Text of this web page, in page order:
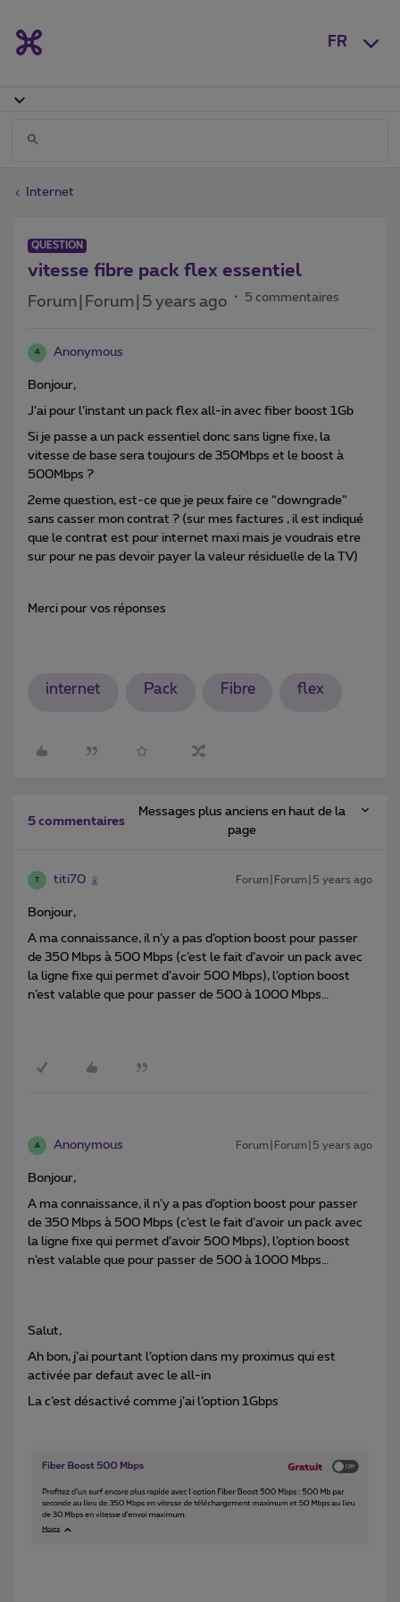
FR
Internet
QUESTION
vitesse fibre pack flex essentiel
Forum|Forum|5 years ago 5 commentaires
A Anonymous
Bonjour,
J’ai pour l’instant un pack flex all-in avec fiber boost 1Gb
Si je passe a un pack essentiel donc sans ligne fixe, la
vitesse de base sera toujours de 350Mbps et le boost à
500Mbps ?
2eme question, est-ce que je peux faire ce “downgrade”
sans casser mon contrat ? (sur mes factures , il est indiqué
que le contrat est pour internet maxi mais je voudrais etre
sur pour ne pas devoir payer la valeur résiduelle de la TV)
Merci pour vos réponses
internet Pack Fibre flex
5 commentaires
Messages plus anciens en haut de la
page
T titi70 Forum|Forum|5 years ago
Bonjour,
A ma connaissance, il n’y a pas d’option boost pour passer
de 350 Mbps à 500 Mbps (c’est le fait d’avoir un pack avec
la ligne fixe qui permet d’avoir 500 Mbps), l’option boost
n’est valable que pour passer de 500 à 1000 Mbps…
A Anonymous Forum|Forum|5 years ago
Bonjour,
A ma connaissance, il n’y a pas d’option boost pour passer
de 350 Mbps à 500 Mbps (c’est le fait d’avoir un pack avec
la ligne fixe qui permet d’avoir 500 Mbps), l’option boost
n’est valable que pour passer de 500 à 1000 Mbps…
Salut,
Ah bon, j’ai pourtant l’option dans my proximus qui est
activée par defaut avec le all-in
La c’est désactivé comme j’ai l’option 1Gbps